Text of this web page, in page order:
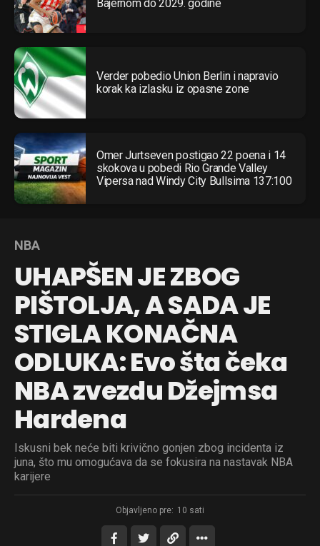
Bajernom do 2029. godine
Verder pobedio Union Berlin i napravio
korak ka izlasku iz opasne zone
Omer Jurtseven postigao 22 poena i 14
skokova u pobedi Rio Grande Valley
Vipersa nad Windy City Bullsima 137:100
NBA
UHAPŠEN JE ZBOG
PIŠTOLJA, A SADA JE
STIGLA KONAČNA
ODLUKA: Evo šta čeka
NBA zvezdu Džejmsa
Hardena
Iskusni bek neće biti krivično gonjen zbog incidenta iz
juna, što mu omogućava da se fokusira na nastavak NBA
karijere
Objavljeno pre: 10 sati